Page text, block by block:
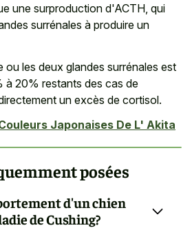
une surproduction d'ACTH, qui
surrénales à produire un
ou les deux glandes surrénales est
à 20% restants des cas de
un excès de cortisol.
Japonaises De L' Akita
posées
d'un chien
de Cushing?